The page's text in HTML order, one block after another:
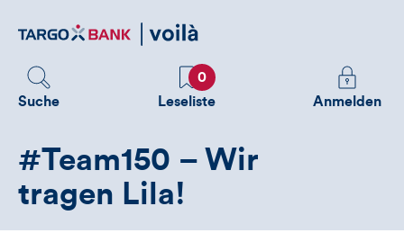
zum
Suche
Favoriten
0
Leseliste
Melden
Sie
Anmelden
#Team150 – Wir
tragen Lila!